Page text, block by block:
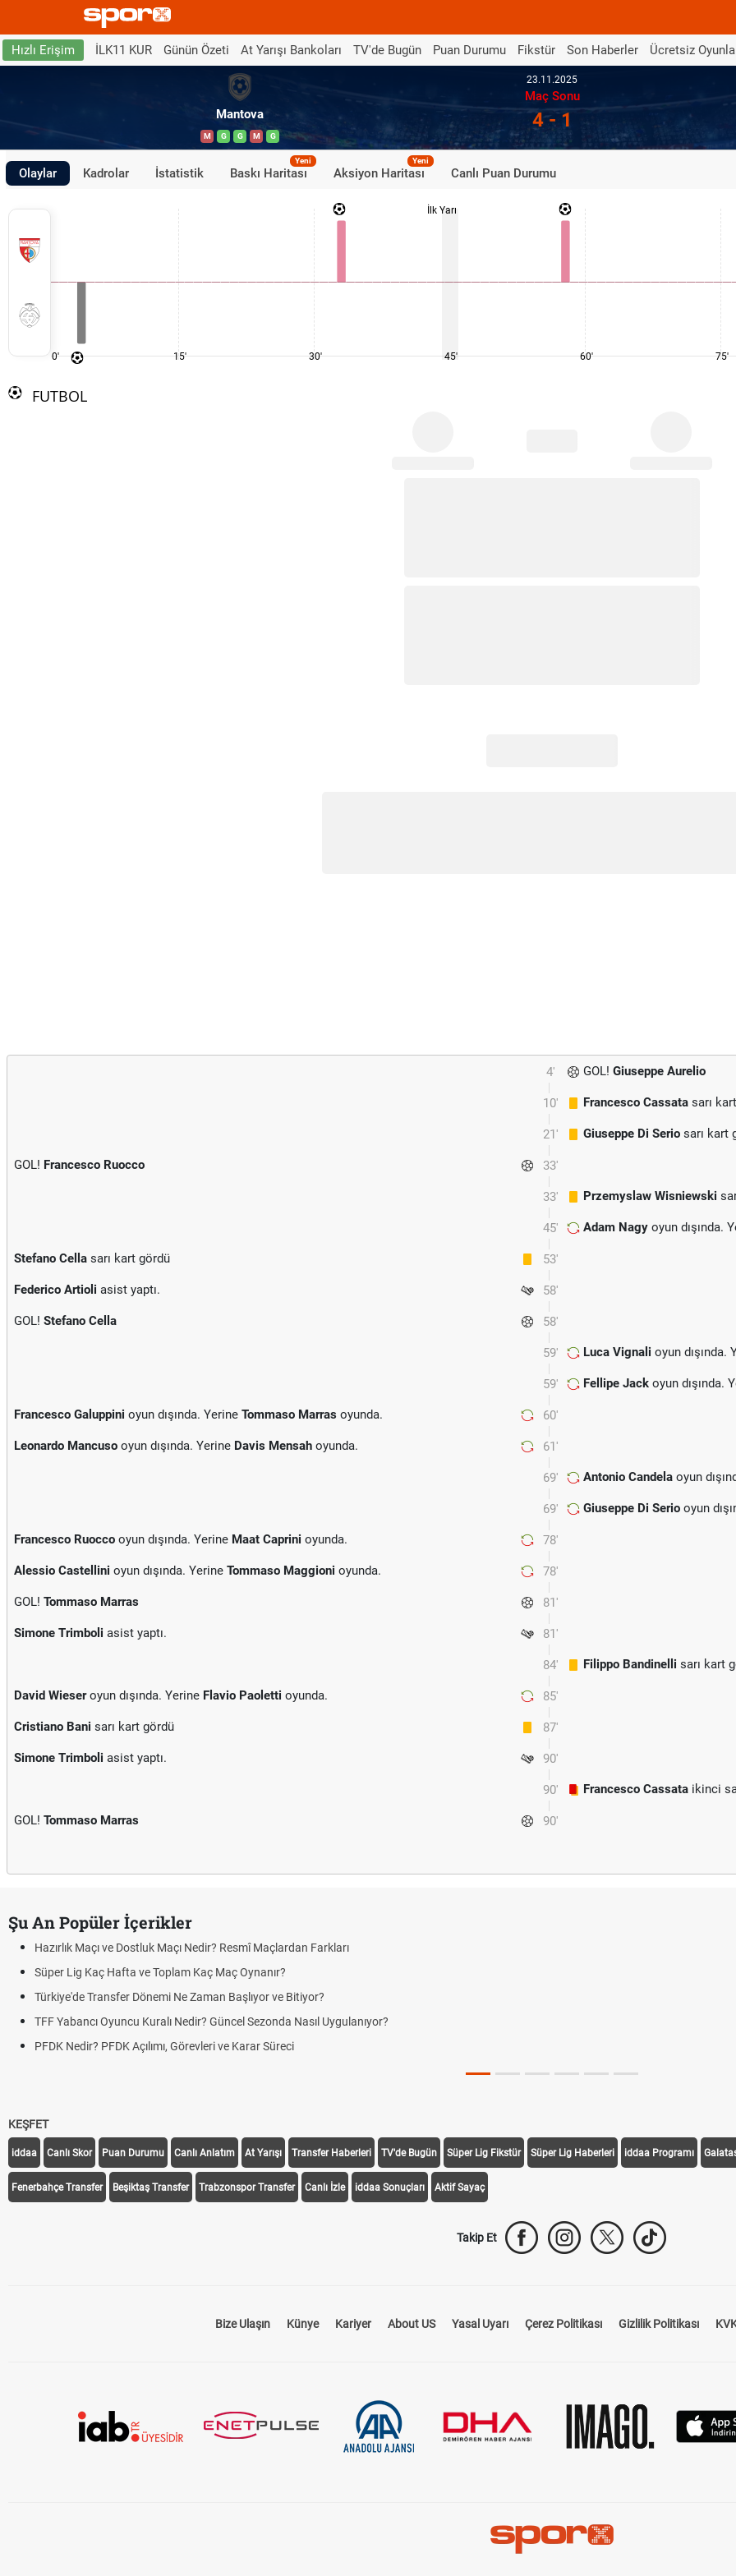
Hızlı Erişim İLK11 KUR Günün Özeti At Yarışı Bankoları TV'de Bugün Puan Durumu Fikstür Son Haberler Ücretsiz
Mantova
M G G M G
23.11.2025
Maç Sonu
4 - 1
Olaylar Kadrolar İstatistik Baskı Haritası
Yeni
Aksiyon Haritası
Yeni
Canlı Puan Durumu
0' 15' 30'
İlk Yarı
45' 60' 75'
FUTBOL
4' GOL! Giuseppe Aurelio
10' Francesco Cassata sarı
21' Giuseppe Di Serio sarı kart
33'
GOL! Francesco Ruocco
33' Przemyslaw Wisniewski
45' Adam Nagy oyun dışında.
53'
Stefano Cella sarı kart gördü
58'
Federico Artioli asist yaptı.
58'
GOL! Stefano Cella
59' Luca Vignali oyun dışında.
59' Fellipe Jack oyun dışında.
60'
Francesco Galuppini oyun dışında. Yerine Tommaso Marras oyunda.
61'
Leonardo Mancuso oyun dışında. Yerine Davis Mensah oyunda.
69' Antonio Candela oyun
69' Giuseppe Di Serio oyun
78'
Francesco Ruocco oyun dışında. Yerine Maat Caprini oyunda.
78'
Alessio Castellini oyun dışında. Yerine Tommaso Maggioni oyunda.
81'
GOL! Tommaso Marras
81'
Simone Trimboli asist yaptı.
84' Filippo Bandinelli sarı kart
85'
David Wieseroyun dışında. Yerine Flavio Paoletti oyunda.
87'
Cristiano Bani sarı kart gördü
90'
Simone Trimboli asist yaptı.
90' Francesco Cassata ikinci
90'
GOL! Tommaso Marras
Şu An Popüler İçerikler
ve Dostluk Maçı Nedir? Resmî Maçlardan Farkları
Hafta ve Toplam Kaç Maç Oynanır?
Transfer Dönemi Ne Zaman Başlıyor ve Bitiyor?
Oyuncu Kuralı Nedir? Güncel Sezonda Nasıl Uygulanıyor?
PFDK Açılımı, Görevleri ve Karar Süreci
KEŞFET
iddaa Canlı Skor Puan Durumu Canlı Anlatım At Yarışı Transfer Haberleri TV'de Bugün Süper Lig Fikstür Süper Lig Haberleri iddaa Programı
Fenerbahçe Transfer Beşiktaş Transfer Trabzonspor Transfer Canlı İzle iddaa Sonuçları Aktif Sayaç
Takip Et
Bize Ulaşın Künye Kariyer About US Yasal Uyarı Çerez Politikası Gizlilik Politikası